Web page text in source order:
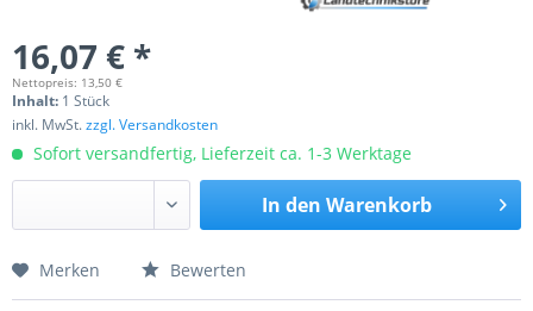
16,07 € *
Nettopreis: 13,50 €
Inhalt: 1 Stück
inkl. MwSt.zzgl. Versandkosten
Sofort versandfertig, Lieferzeit ca. 1-3 Werktage
In den Warenkorb
Preis anfragen
Merken Bewerten